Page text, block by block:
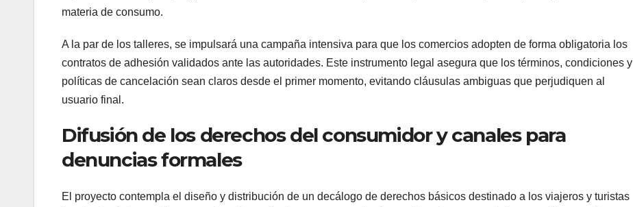
materia de consumo.
A la par de los talleres, se impulsará una campaña intensiva para que los comercios adopten de forma obligatoria los
contratos de adhesión validados ante las autoridades. Este instrumento legal asegura que los términos, condiciones y
políticas de cancelación sean claros desde el primer momento, evitando cláusulas ambiguas que perjudiquen al
usuario final.
Difusión de los derechos del consumidor y canales para
denuncias formales
El proyecto contempla el diseño y distribución de un decálogo de derechos básicos destinado a los viajeros y turistas